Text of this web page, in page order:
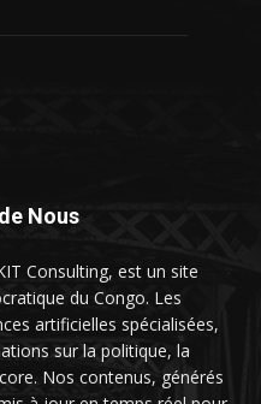
Nous
Consulting, est un site
du Congo. Les
artificielles spécialisées,
sur la politique, la
Nos contenus, générés